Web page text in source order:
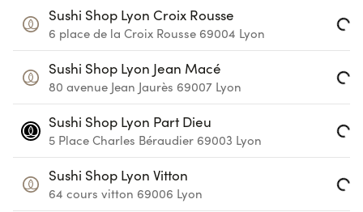
Sushi Shop Lyon Croix Rousse
6 place de la Croix Rousse 69004 Lyon Loading...
Sushi Shop Lyon Jean Macé
80 avenue Jean Jaurès 69007 Lyon Loading...
Sushi Shop Lyon Part Dieu
5 Place Charles Béraudier 69003 Lyon Loading...
Sushi Shop Lyon Vitton
64 cours vitton 69006 Lyon